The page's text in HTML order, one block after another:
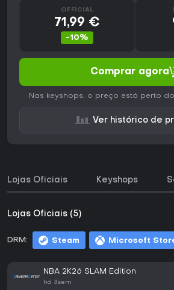
OFFICIAL
71,99 €
-10%
Comprar agora
Nas keyshops, o preço está perto
Ver histórico de
Lojas Oficiais Keyshops
Lojas Oficiais (5)
DRM: Steam Microsoft
NBA 2K26 SLAM Edition
há 3sem